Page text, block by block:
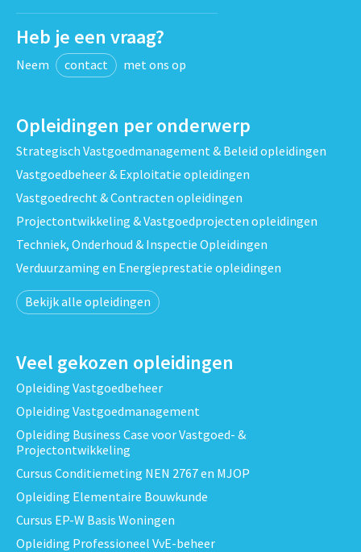
Heb je een vraag?
Neem contact met ons op
Opleidingen per onderwerp
Strategisch Vastgoedmanagement & Beleid opleidingen
Vastgoedbeheer & Exploitatie opleidingen
Vastgoedrecht & Contracten opleidingen
Projectontwikkeling & Vastgoedprojecten opleidingen
Techniek, Onderhoud & Inspectie Opleidingen
Verduurzaming en Energieprestatie opleidingen
Bekijk alle opleidingen
Veel gekozen opleidingen
Opleiding Vastgoedbeheer
Opleiding Vastgoedmanagement
Opleiding Business Case voor Vastgoed- &
Projectontwikkeling
Cursus Conditiemeting NEN 2767 en MJOP
Opleiding Elementaire Bouwkunde
Cursus EP-W Basis Woningen
Opleiding Professioneel VvE-beheer